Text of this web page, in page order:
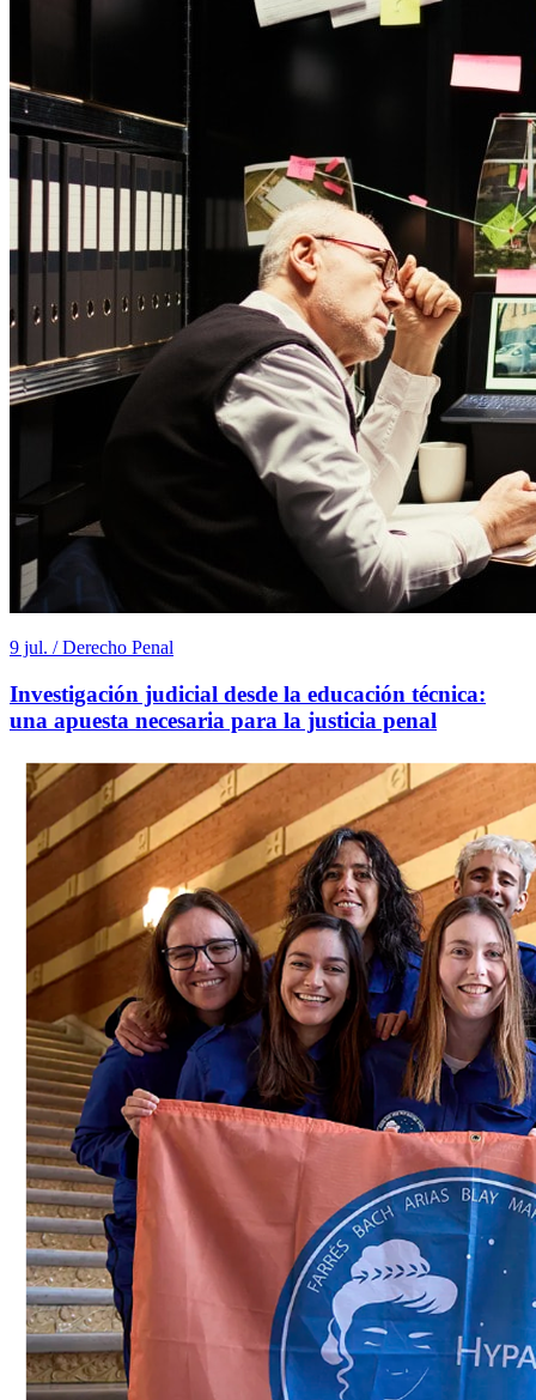
9 jul. / Derecho Penal
Investigación judicial desde la educación técnica:
una apuesta necesaria para la justicia penal